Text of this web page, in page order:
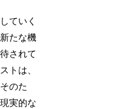
ていく
たな機
されて
トは、
のた
実的な